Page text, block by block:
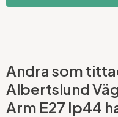
Andra som
Albertslund
Arm E27 Ip44